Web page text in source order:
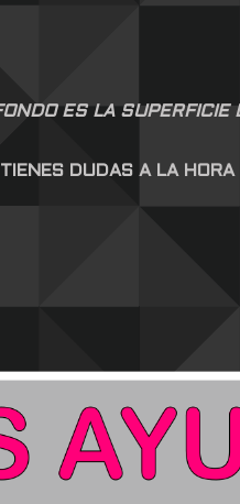
ES LA
DUDAS A LA HORA